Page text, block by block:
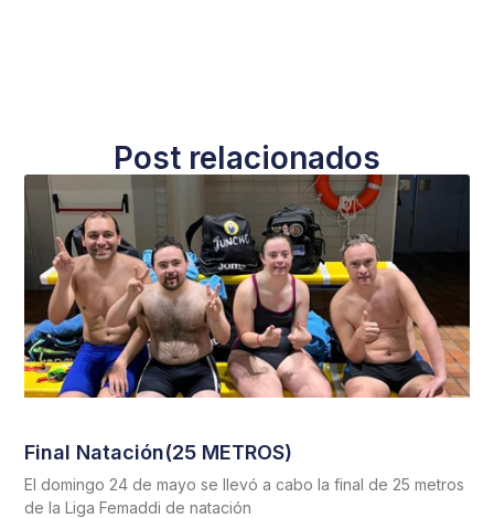
Post relacionados
Final Natación(25 METROS)
El domingo 24 de mayo se llevó a cabo la final de 25 metros
de la Liga Femaddi de natación